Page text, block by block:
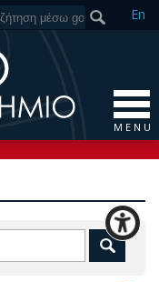
En
M E N U